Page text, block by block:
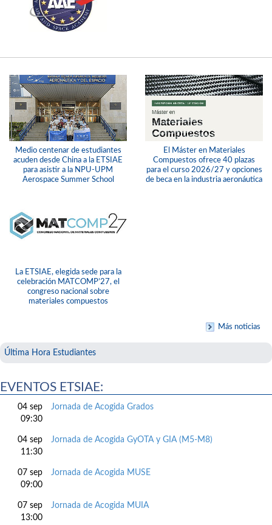
Medio centenar de estudiantes
acuden desde China a la ETSIAE
para asistir a la NPU-UPM
Aerospace Summer School
El Máster en Materiales
Compuestos ofrece 40 plazas
para el curso 2026/27 y opciones
de beca en la industria aeronáutica
La ETSIAE, elegida sede para la
celebración MATCOMP’27, el
congreso nacional sobre
materiales compuestos
Más noticias
Última Hora Estudiantes
EVENTOS ETSIAE:
04 sep
09:30
Jornada de Acogida Grados
04 sep
11:30
Jornada de Acogida GyOTA y GIA (M5-M8)
07 sep
09:00
Jornada de Acogida MUSE
07 sep
13:00
Jornada de Acogida MUIA